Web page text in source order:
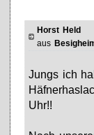
Horst Held
aus
Jungs ich
Uhr!!